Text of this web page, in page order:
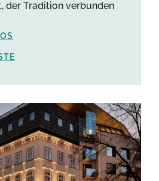
der Tradition verbunden